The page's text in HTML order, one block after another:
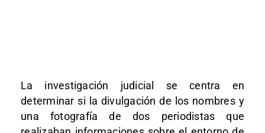
La investigación judicial se centra en
determinar si la divulgación de los nombres y
una fotografía de dos periodistas que